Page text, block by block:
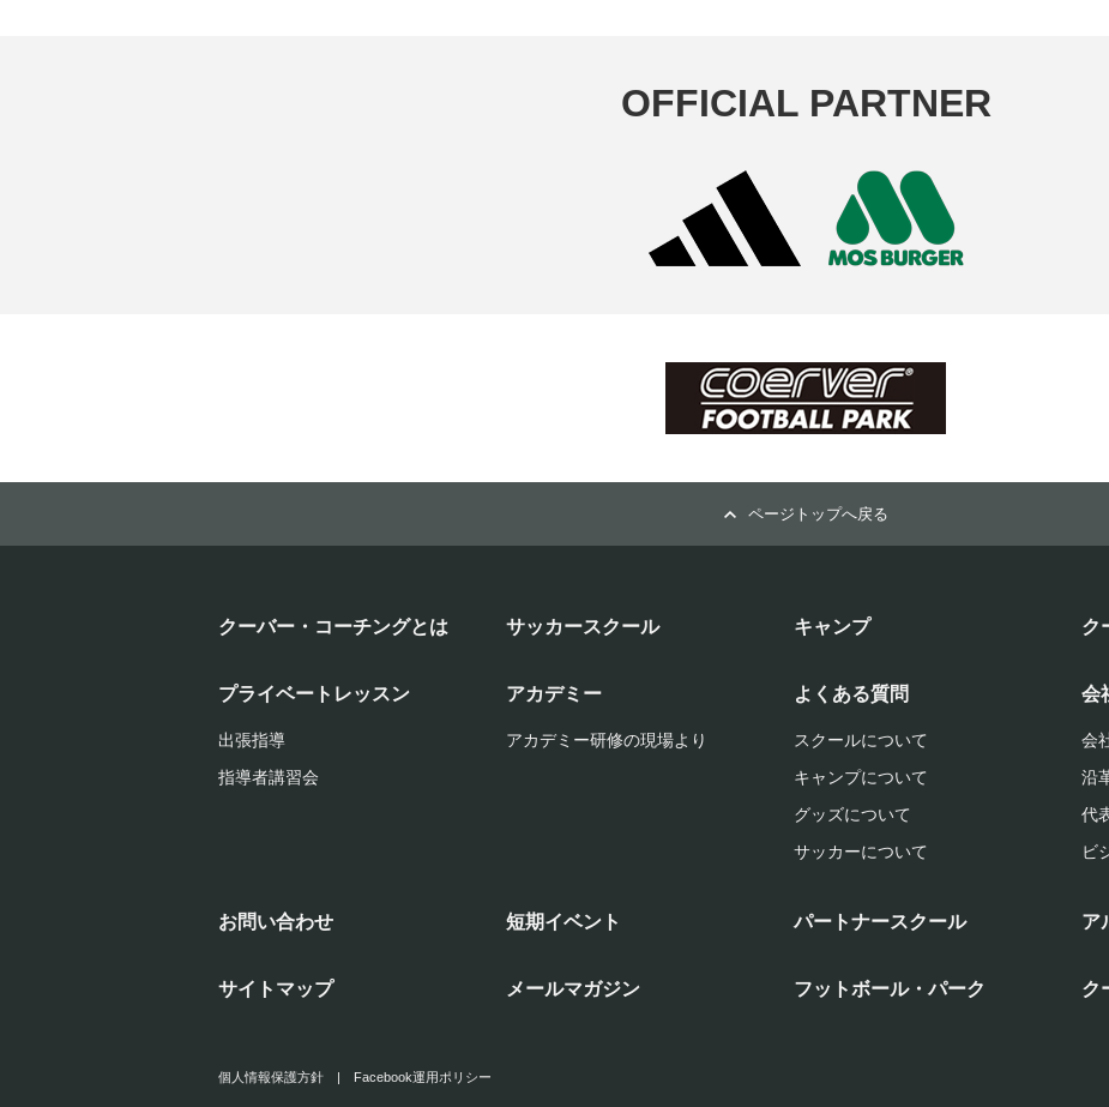
OFFICIAL PARTNER
ページトップへ戻る
クーバー・コーチングとは サッカースクール キャンプ ク
プライベートレッスン
出張指導
指導者講習会
アカデミー
アカデミー研修の現場より
よくある質問
スクールについて
キャンプについて
グッズについて
サッカーについて
会
会
沿
代
ビ
お問い合わせ 短期イベント パートナースクール ア
サイトマップ メールマガジン フットボール・パーク ク
個人情報保護方針 | Facebook運用ポリシー